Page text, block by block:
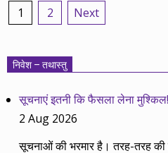
Posts
1 2 Next
निवेश – तथास्तु
सूचनाएं इतनी कि फैसला लेना मुश्किल!
2 Aug 2026
सूचनाओं की भरमार है। तरह-तरह